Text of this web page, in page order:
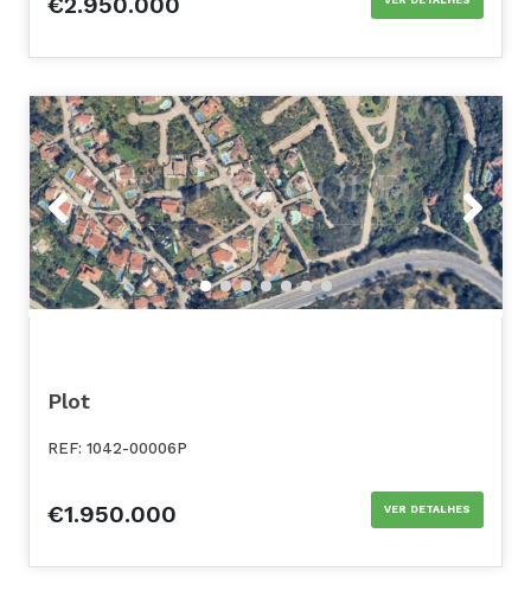
Previous Next
Plot
REF: 1042-00006P
€1.950.000 VER DETALHES